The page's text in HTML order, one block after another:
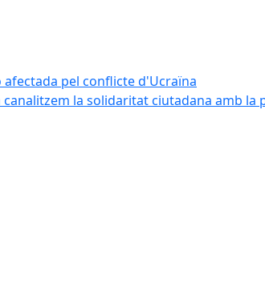
pel conflicte d'Ucraïna
canalitzem la solidaritat ciutadana amb la